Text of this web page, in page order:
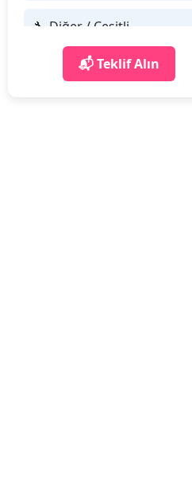
🔧 Diğer / Çeşitli
📬 Teklif Alın